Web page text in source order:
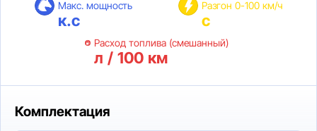
Макс. мощность
к.с
Разгон 0-100 км/ч
с
Расход топлива (смешанный)
л / 100 км
Комплектация